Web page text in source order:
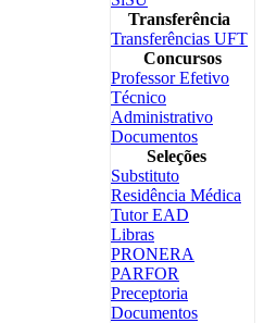
Transferência
Transferências UFT
Concursos
Professor Efetivo
Técnico
Administrativo
Documentos
Seleções
Substituto
Residência Médica
Tutor EAD
Libras
PRONERA
PARFOR
Preceptoria
Documentos